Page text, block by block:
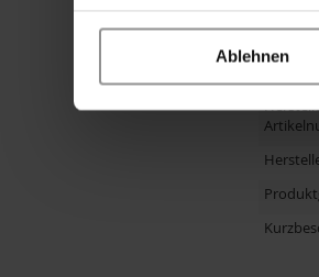
Ablehnen
Größe
Hinweise